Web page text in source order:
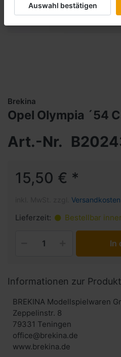
Brekina
Opel Olympia ´54
Art.-Nr.
15,50 € *
Versandkosten
Lieferzeit: Bestellbar
In
Informationen zur
BREKINA Modellspielwaren
Zeppelinstr. 8
79331 Teningen
office@brekina.de
www.brekina.de
Auswahl bestätigen